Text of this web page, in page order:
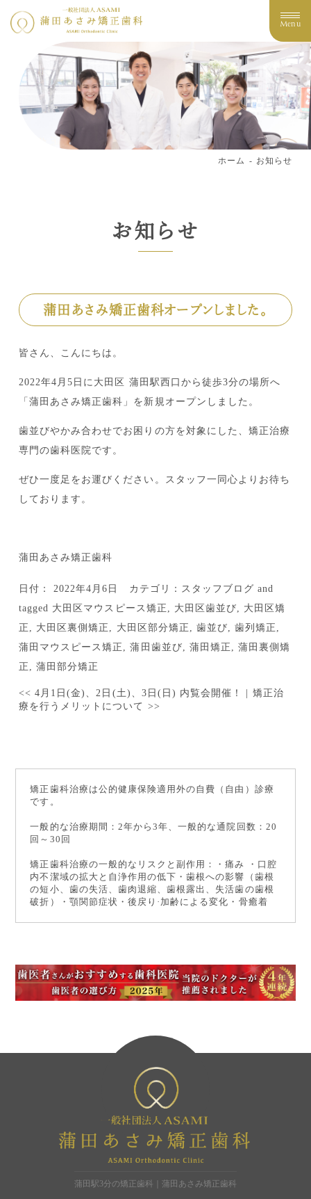
Menu
ホーム お知らせ
お知らせ
蒲田あさみ矯正歯科オープンしました。
皆さん、こんにちは。
2022年4月5日に大田区 蒲田駅西口から徒歩3分の場所へ
「蒲田あさみ矯正歯科」を新規オープンしました。
歯並びやかみ合わせでお困りの方を対象にした、矯正治療
専門の歯科医院です。
ぜひ一度足をお運びください。スタッフ一同心よりお待ち
しております。
蒲田あさみ矯正歯科
日付：2022年4月6日 カテゴリ： スタッフブログ and
tagged 大田区マウスピース矯正 , 大田区歯並び, 大田区矯
正 , 大田区裏側矯正 , 大田区部分矯正 , 歯並び,歯列矯正 ,
蒲田マウスピース矯正 ,蒲田歯並び, 蒲田矯正 ,蒲田裏側矯
正 ,蒲田部分矯正
<< 4月1日(金)、2日(土)、3日(日) 内覧会開催！
矯正治
療を行うメリットについて >>
矯正歯科治療は公的健康保険適用外の自費（自由）診療
です。
一般的な治療期間：2年から3年、一般的な通院回数：20
回～30回
矯正歯科治療の一般的なリスクと副作用：・痛み ・口腔
内不潔域の拡大と自浄作用の低下・歯根への影響（歯根
の短小、歯の失活、歯肉退縮、歯根露出、失活歯の歯根
破折）・顎関節症状・後戻り·加齢による変化・骨癒着
蒲田駅3分の矯正歯科｜蒲田あさみ矯正歯科